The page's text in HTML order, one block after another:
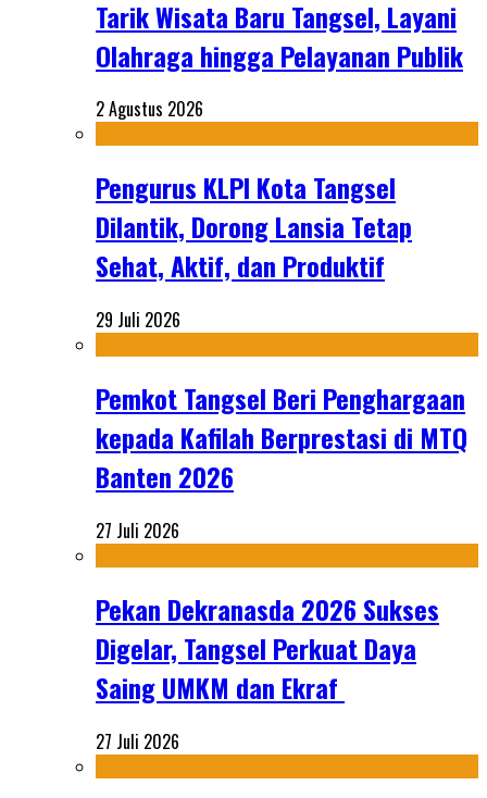
Tarik Wisata Baru Tangsel, Layani
Olahraga hingga Pelayanan Publik
2 Agustus 2026
Pengurus KLPI Kota Tangsel
Dilantik, Dorong Lansia Tetap
Sehat, Aktif, dan Produktif
29 Juli 2026
Pemkot Tangsel Beri Penghargaan
kepada Kafilah Berprestasi di MTQ
Banten 2026
27 Juli 2026
Pekan Dekranasda 2026 Sukses
Digelar, Tangsel Perkuat Daya
Saing UMKM dan Ekraf
27 Juli 2026